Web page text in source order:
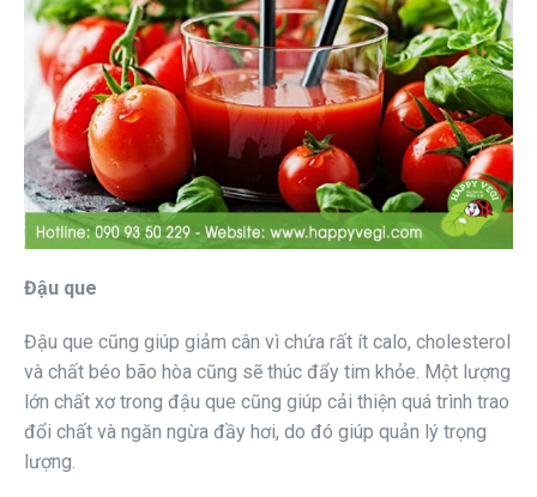
Đậu que
Đậu que cũng giúp giảm cân vì chứa rất ít calo, cholesterol
và chất béo bão hòa cũng sẽ thúc đẩy tim khỏe. Một lượng
lớn chất xơ trong đậu que cũng giúp cải thiện quá trình trao
đổi chất và ngăn ngừa đầy hơi, do đó giúp quản lý trọng
lượng.